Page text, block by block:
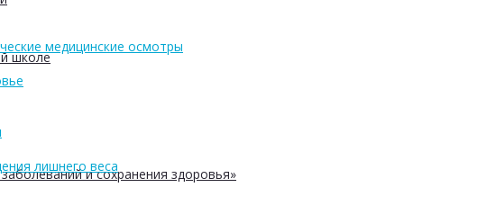
школе
и сохранения здоровья»
медицинские осмотры
лишнего веса